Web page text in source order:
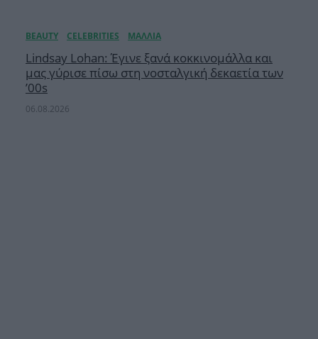
Lindsay Lohan: Έγινε ξανά κοκκινομάλλα και
μας γύρισε πίσω στη νοσταλγική δεκαετία των
’00s
06.08.2026